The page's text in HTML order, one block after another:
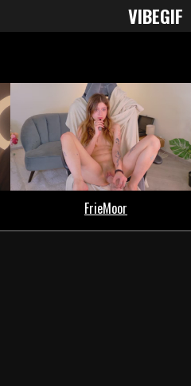
VIBEGIF